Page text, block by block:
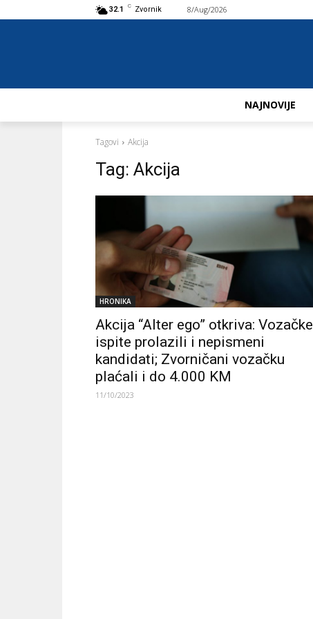
32.1 C Zvornik 8/Aug/2026
NAJNOVIJE
Tagovi Akcija
Tag: Akcija
HRONIKA
Akcija “Alter ego” otkriva: Vozačke
ispite prolazili i nepismeni
kandidati; Zvorničani vozačku
plaćali i do 4.000 KM
11/10/2023